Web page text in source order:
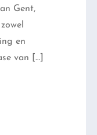
Gent,
en
van […]